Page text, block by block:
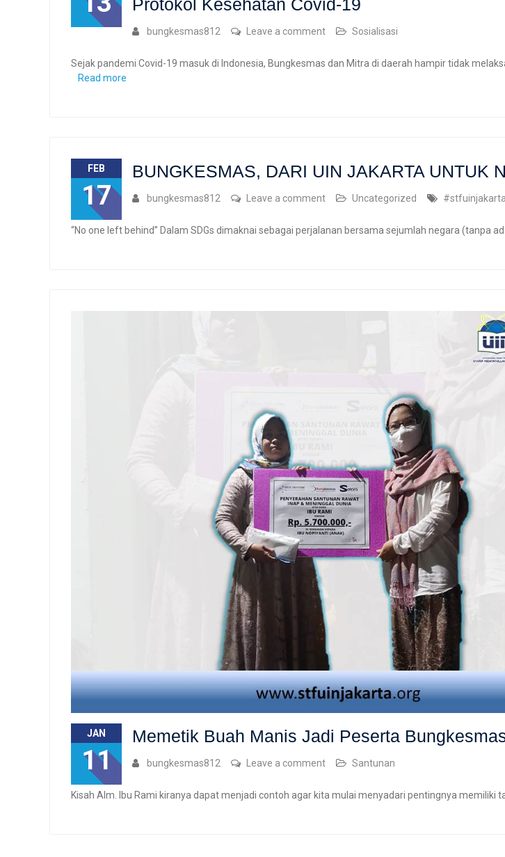
Protokol Kesehatan Covid-19
bungkesmas812 Leave a comment Sosialisasi
Sejak pandemi Covid-19 masuk di Indonesia, Bungkesmas dan Mitra di daerah hampir tidak
Read more
FEB
17
BUNGKESMAS, DARI UIN JAKARTA UNTUK
bungkesmas812 Leave a comment Uncategorized #stfuinjakarta
“No one left behind” Dalam SDGs dimaknai sebagai perjalanan bersama sejumlah negara (tanpa
JAN
11
Memetik Buah Manis Jadi Peserta
bungkesmas812 Leave a comment Santunan
Kisah Alm. Ibu Rami kiranya dapat menjadi contoh agar kita mulai menyadari pentingnya memiliki